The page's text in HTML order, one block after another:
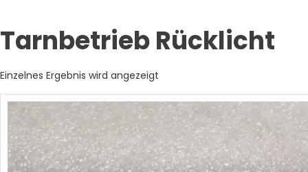
Tarnbetrieb Rücklicht
Einzelnes Ergebnis wird angezeigt